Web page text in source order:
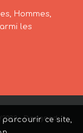
Hommes,
les
– Designedce site,